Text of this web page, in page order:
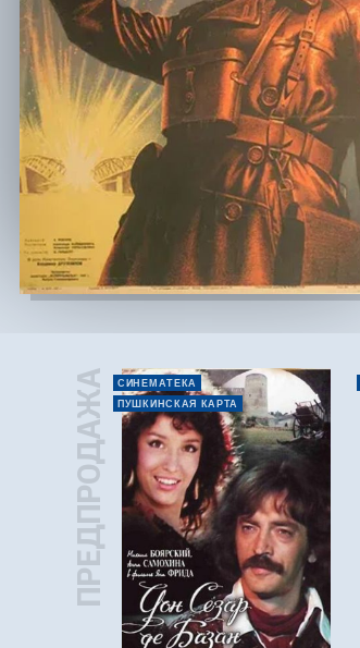
ПРЕДПРОДАЖА
СИНЕМАТЕКА
ПУШКИНСКАЯ КАРТА